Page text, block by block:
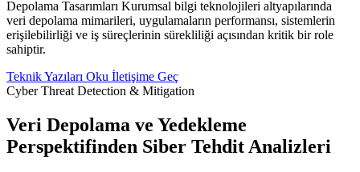
Depolama Tasarımları Kurumsal bilgi teknolojileri altyapılarında
veri depolama mimarileri, uygulamaların performansı, sistemlerin
erişilebilirliği ve iş süreçlerinin sürekliliği açısından kritik bir role
sahiptir.
Teknik Yazıları Oku İletişime Geç
Cyber Threat Detection & Mitigation
Veri Depolama ve Yedekleme
Perspektifinden Siber Tehdit Analizleri